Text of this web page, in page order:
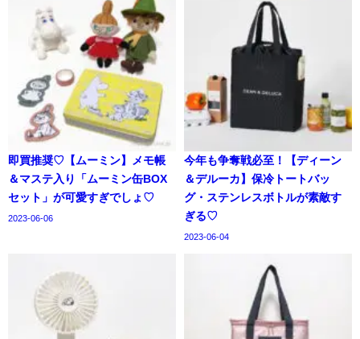
即買推奨♡【ムーミン】メモ帳
＆マステ入り「ムーミン缶BOX
セット」が可愛すぎでしょ♡
2023-06-06
今年も争奪戦必至！【ディーン
＆デルーカ】保冷トートバッ
グ・ステンレスボトルが素敵す
ぎる♡
2023-06-04